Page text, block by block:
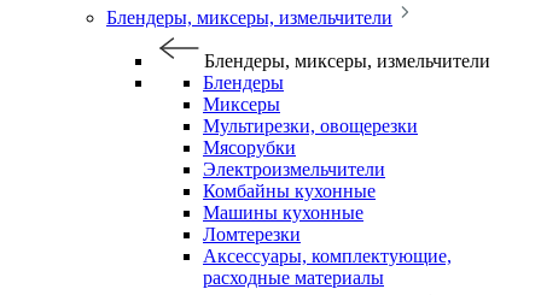
Блендеры, миксеры, измельчители
Блендеры, миксеры, измельчители
Блендеры
Миксеры
Мультирезки, овощерезки
Мясорубки
Электроизмельчители
Комбайны кухонные
Машины кухонные
Ломтерезки
Аксессуары, комплектующие,
расходные материалы